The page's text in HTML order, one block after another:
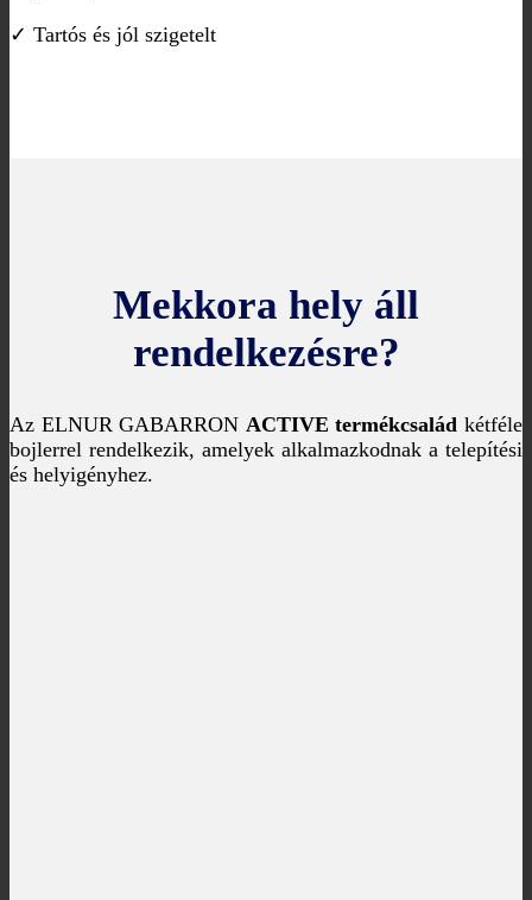
✓ Tartós és jól szigetelt
Mekkora hely áll
rendelkezésre?
Az ELNUR GABARRON ACTIVE termékcsalád kétféle
bojlerrel rendelkezik, amelyek alkalmazkodnak a telepítési
és helyigényhez.